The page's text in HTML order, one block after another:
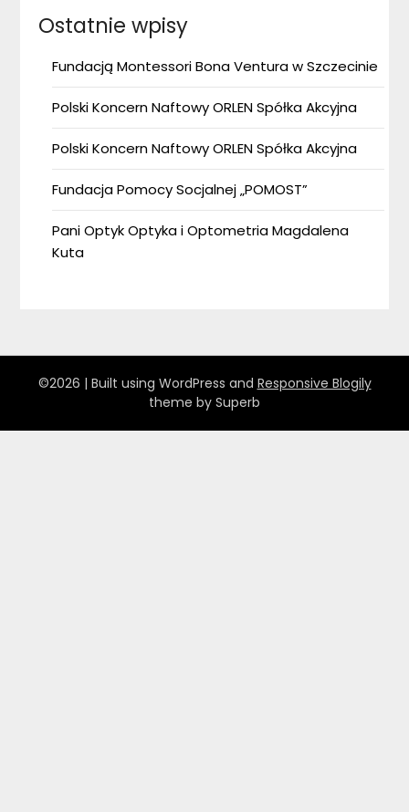
Ostatnie wpisy
Fundacją Montessori Bona Ventura w Szczecinie
Polski Koncern Naftowy ORLEN Spółka Akcyjna
Polski Koncern Naftowy ORLEN Spółka Akcyjna
Fundacja Pomocy Socjalnej „POMOST”
Pani Optyk Optyka i Optometria Magdalena
Kuta
©2026 | Built using WordPress and Responsive Blogily
theme by Superb